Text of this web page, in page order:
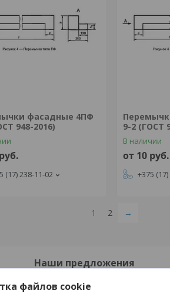
фасадные 4ПФ
948-2016)
руб.
(17) 238-11-02
9-2 (ГОСТ
В наличии
от 10 руб.
+375
1 2 →
Наши предложения
Опорные подушки
файлов cookie